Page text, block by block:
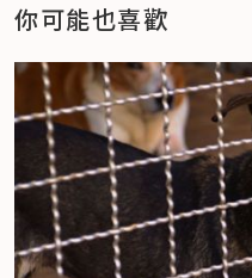
你可能也喜歡